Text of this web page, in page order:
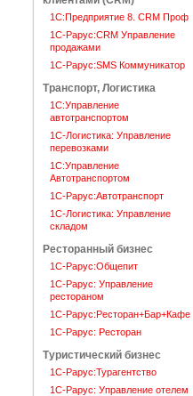
1С:Предприятие 8. CRM Проф
1C-Рарус:CRM Управление
продажами
1С-Рарус:SMS Коммуникатор
Транспорт, Логистика
1С:Управление
автотранспортом
1С-Логистика: Управление
перевозками
1С:Управление
Автотранспортом
1С-Рарус:Автотранспорт
1С-Логистика: Управление
складом
Ресторанный бизнес
1С-Рарус:Общепит
1С-Рарус: Управление
рестораном
1С-Рарус:Ресторан+Бар+Кафе
1С-Рарус: Ресторан
Туристический бизнес
1С-Рарус:Турагентство
1C-Рарус: Управление отелем